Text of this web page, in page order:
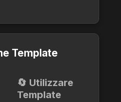
Template
🔄 Utilizzare
Template